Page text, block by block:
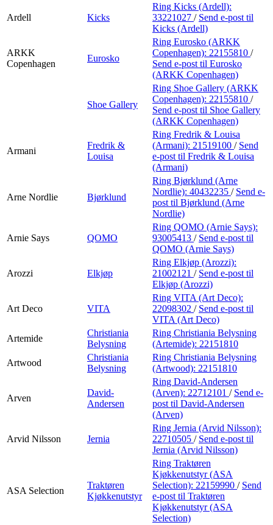
Ardell Kicks
Ring Kicks (Ardell):
33221027 / Send e-post til
Kicks (Ardell)
ARKK
Copenhagen
Eurosko
Ring Eurosko (ARKK
Copenhagen): 22155810 /
Send e-post til Eurosko
(ARKK Copenhagen)
Shoe Gallery
Ring Shoe Gallery (ARKK
Copenhagen): 22155810 /
Send e-post til Shoe Gallery
(ARKK Copenhagen)
Armani
Fredrik &
Louisa
Ring Fredrik & Louisa
(Armani): 21519100 / Send
e-post til Fredrik & Louisa
(Armani)
Arne Nordlie Bjørklund
Ring Bjørklund (Arne
Nordlie): 40432235 / Send e-
post til Bjørklund (Arne
Nordlie)
Arnie Says QOMO
Ring QOMO (Arnie Says):
93005413 / Send e-post til
QOMO (Arnie Says)
Arozzi Elkjøp
Ring Elkjøp (Arozzi):
21002121 / Send e-post til
Elkjøp (Arozzi)
Art Deco VITA
Ring VITA (Art Deco):
22098302 / Send e-post til
VITA (Art Deco)
Artemide
Christiania
Belysning
Ring Christiania Belysning
(Artemide): 22151810
Artwood
Christiania
Belysning
Ring Christiania Belysning
(Artwood): 22151810
Arven
David-
Andersen
Ring David-Andersen
(Arven): 22712101 / Send e-
post til David-Andersen
(Arven)
Arvid Nilsson Jernia
Ring Jernia (Arvid Nilsson):
22710505 / Send e-post til
Jernia (Arvid Nilsson)
ASA Selection
Traktøren
Kjøkkenutstyr
Ring Traktøren
Kjøkkenutstyr (ASA
Selection): 22159990 / Send
e-post til Traktøren
Kjøkkenutstyr (ASA
Selection)